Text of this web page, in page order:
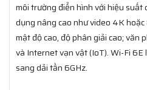
môi trường điển hình với hiệu suất
dụng nâng cao như video 4K
mật độ cao, độ phân giải cao; văn
và Internet vạn vật (IoT). Wi-Fi 6E
sang dải tần 6GHz.